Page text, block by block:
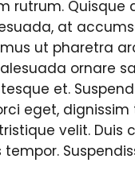
rutrum. Quisque
at
ut pharetra
ornare
et.
eget, dignissim
velit. Duis